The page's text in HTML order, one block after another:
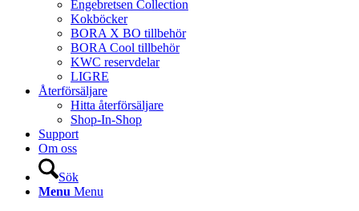
Engebretsen Collection
Kokböcker
BORA X BO tillbehör
BORA Cool tillbehör
KWC reservdelar
LIGRE
Återförsäljare
Hitta återförsäljare
Shop-In-Shop
Support
Om oss
Sök
Menu Menu